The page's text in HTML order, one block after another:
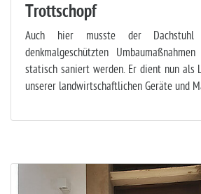
Trottschopf
Auch hier musste der
denkmalgeschützten
statisch saniert werden. Er dient nun als
unserer landwirtschaftlichen Geräte und